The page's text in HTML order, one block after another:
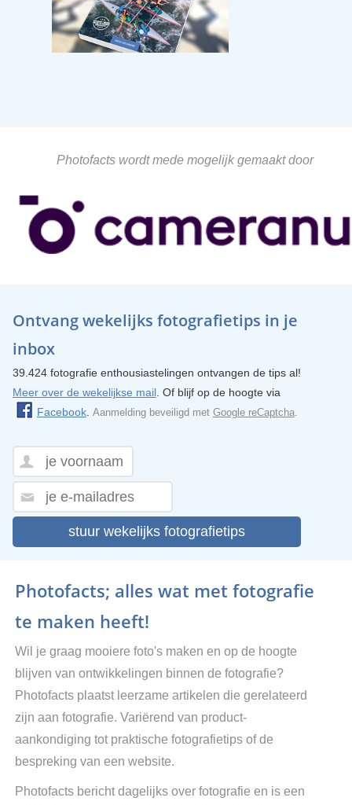
Photofacts wordt mede mogelijk gemaakt door
Ontvang wekelijks fotografietips in je
inbox
39.424 fotografie enthousiastelingen ontvangen de tips al!
Meer over de wekelijkse mail. Of blijf op de hoogte via
Facebook. Aanmelding beveiligd met Google reCaptcha.
stuur wekelijks fotografietips
Photofacts; alles wat met fotografie
te maken heeft!
Wil je graag mooiere foto's maken en op de hoogte
blijven van ontwikkelingen binnen de fotografie?
Photofacts plaatst leerzame artikelen die gerelateerd
zijn aan fotografie. Variërend van product-
aankondiging tot praktische fotografietips of de
bespreking van een website.
Photofacts bericht dagelijks over fotografie en is een